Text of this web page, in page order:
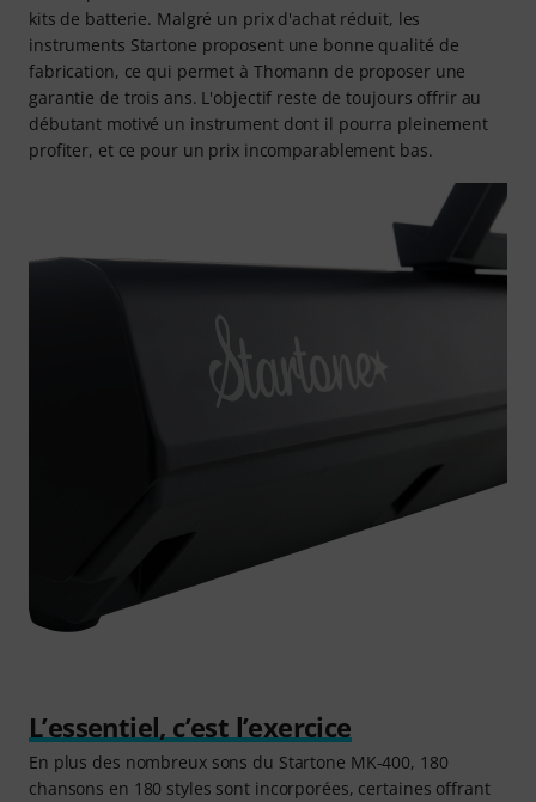
kits de batterie. Malgré un prix d'achat réduit, les
instruments Startone proposent une bonne qualité de
fabrication, ce qui permet à Thomann de proposer une
garantie de trois ans. L'objectif reste de toujours offrir au
débutant motivé un instrument dont il pourra pleinement
profiter, et ce pour un prix incomparablement bas.
L’essentiel, c’est l’exercice
En plus des nombreux sons du Startone MK-400, 180
chansons en 180 styles sont incorporées, certaines offrant